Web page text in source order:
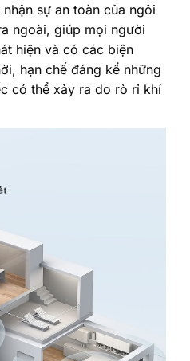
sự an toàn của ngôi
ngoài, giúp mọi người
hiện và có các biện
hạn chế đáng kể những
có thể xảy ra do rò rỉ khí